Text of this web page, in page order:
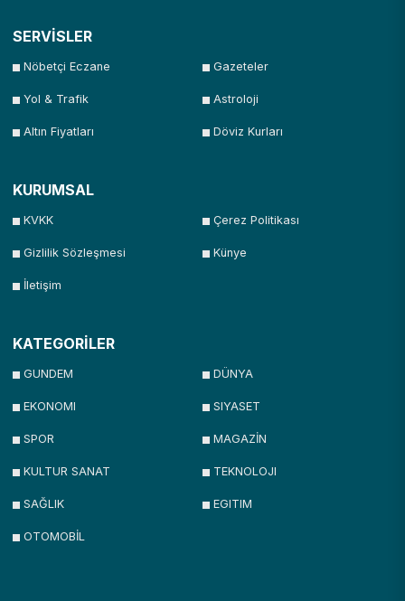
SERVİSLER
Nöbetçi Eczane Gazeteler
Yol & Trafik Astroloji
Altın Fiyatları Döviz Kurları
KURUMSAL
KVKK Çerez Politikası
Gizlilik Sözleşmesi Künye
İletişim
KATEGORİLER
GUNDEM DÜNYA
EKONOMI SIYASET
SPOR MAGAZİN
KULTUR SANAT TEKNOLOJI
SAĞLIK EGITIM
OTOMOBİL